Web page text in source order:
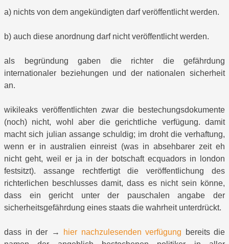
a) nichts von dem angekündigten darf veröffentlicht werden.
b) auch diese anordnung darf nicht veröffentlicht werden.
als begründung gaben die richter die gefährdung
internationaler beziehungen und der nationalen sicherheit
an.
wikileaks veröffentlichten zwar die bestechungsdokumente
(noch) nicht, wohl aber die gerichtliche verfügung. damit
macht sich julian assange schuldig; im droht die verhaftung,
wenn er in australien einreist (was in absehbarer zeit eh
nicht geht, weil er ja in der botschaft ecquadors in london
festsitzt). assange rechtfertigt die veröffentlichung des
richterlichen beschlusses damit, dass es nicht sein könne,
dass ein gericht unter der pauschalen angabe der
sicherheitsgefährdung eines staats die wahrheit unterdrückt.
dass in der → hier nachzulesenden verfügung bereits die